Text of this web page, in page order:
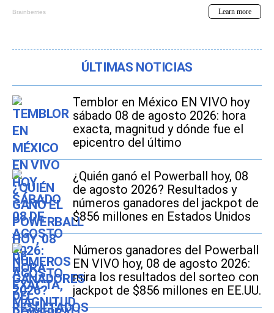
ÚLTIMAS NOTICIAS
Temblor en México EN VIVO hoy
sábado 08 de agosto 2026: hora
exacta, magnitud y dónde fue el
epicentro del último
¿Quién ganó el Powerball hoy, 08
de agosto 2026? Resultados y
números ganadores del jackpot de
$856 millones en Estados Unidos
Números ganadores del Powerball
EN VIVO hoy, 08 de agosto 2026:
mira los resultados del sorteo con
jackpot de $856 millones en EE.UU.